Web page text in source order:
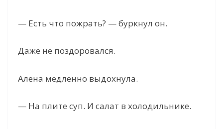
— Есть что пожрать? — буркнул он.
Даже не поздоровался.
Алена медленно выдохнула.
— На плите суп. И салат в холодильнике.